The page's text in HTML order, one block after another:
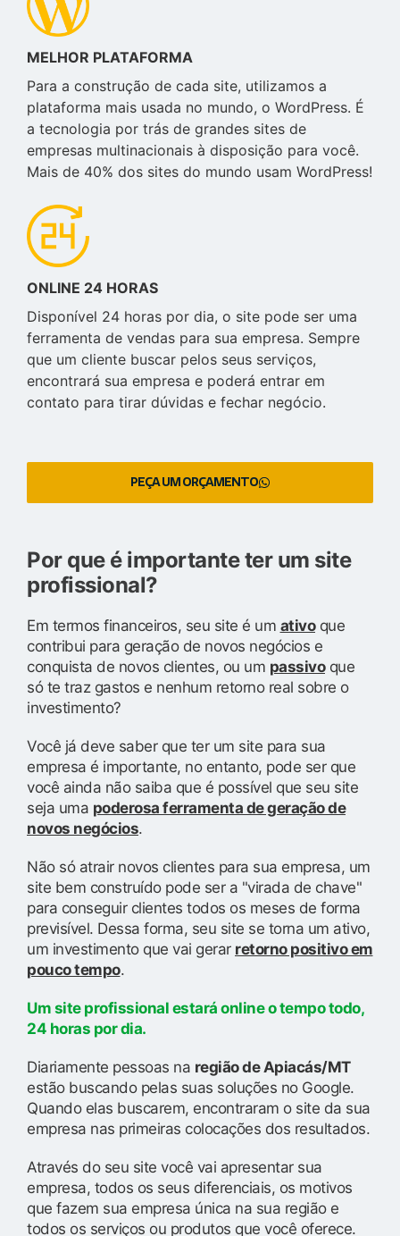
MELHOR PLATAFORMA
Para a construção de cada site, utilizamos a
plataforma mais usada no mundo, o WordPress. É
a tecnologia por trás de grandes sites de
empresas multinacionais à disposição para você.
Mais de 40% dos sites do mundo usam WordPress!
ONLINE 24 HORAS
Disponível 24 horas por dia, o site pode ser uma
ferramenta de vendas para sua empresa. Sempre
que um cliente buscar pelos seus serviços,
encontrará sua empresa e poderá entrar em
contato para tirar dúvidas e fechar negócio.
PEÇA UM ORÇAMENTO
Por que é importante ter um site
profissional?
Em termos financeiros, seu site é um ativoque
contribui para geração de novos negócios e
conquista de novos clientes, ou um passivoque
só te traz gastos e nenhum retorno real sobre o
investimento?
Você já deve saber que ter um site para sua
empresa é importante, no entanto, pode ser que
você ainda não saiba que é possível que seu site
seja uma poderosa ferramenta de geração de
novos negócios.
Não só atrair novos clientes para sua empresa, um
site bem construído pode ser a "virada de chave"
para conseguir clientes todos os meses de forma
previsível. Dessa forma, seu site se torna um ativo,
um investimento que vai gerar retorno positivo em
pouco tempo.
Um site profissional estará online o tempo todo,
24 horas por dia.
Diariamente pessoas na região de Apiacás/MT
estão buscando pelas suas soluções no Google.
Quando elas buscarem, encontraram o site da sua
empresa nas primeiras colocações dos resultados.
Através do seu site você vai apresentar sua
empresa, todos os seus diferenciais, os motivos
que fazem sua empresa única na sua região e
todos os serviços ou produtos que você oferece.